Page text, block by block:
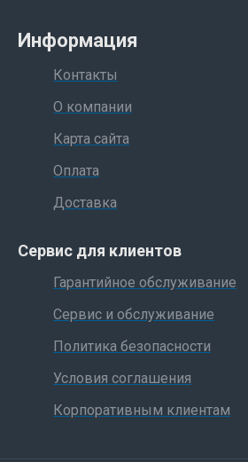
Информация
Контакты
О компании
Карта сайта
Оплата
Доставка
Сервис для клиентов
Гарантийное обслуживание
Сервис и обслуживание
Политика безопасности
Условия соглашения
Корпоративным клиентам